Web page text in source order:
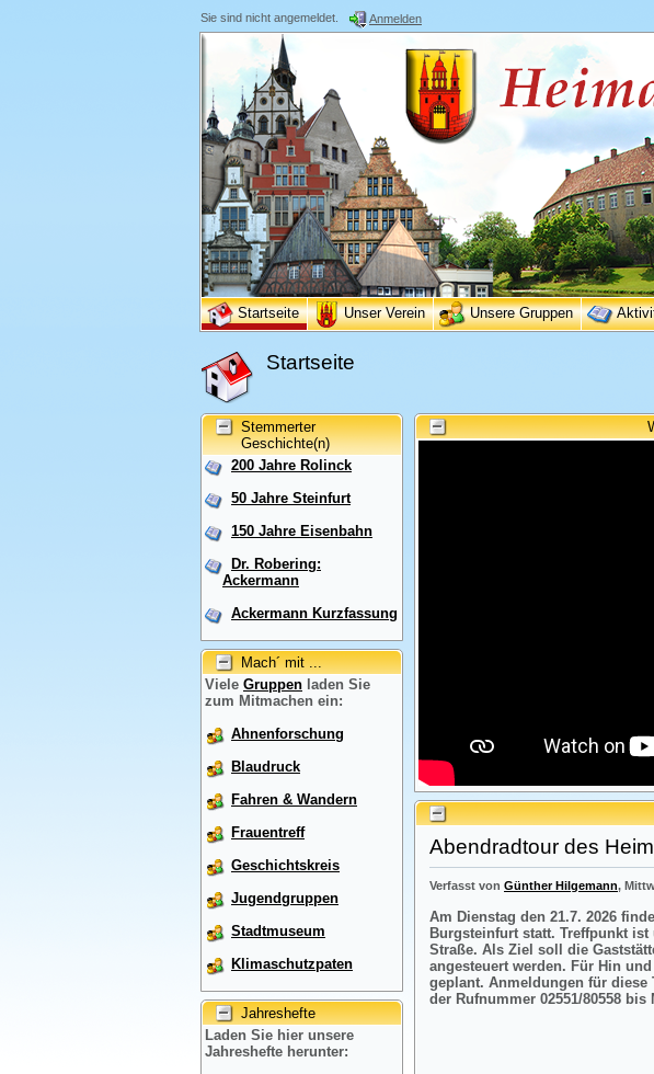
Sie sind nicht angemeldet. Anmelden
Startseite Unser Verein Unsere Gruppen
Startseite
Stemmerter
Geschichte(n)
200 Jahre Rolinck
50 Jahre Steinfurt
150 Jahre Eisenbahn
Dr. Robering:
Ackermann
Ackermann Kurzfassung
Mach´ mit ...
Viele Gruppen laden Sie
zum Mitmachen ein:
Ahnenforschung
Blaudruck
Fahren & Wandern
Frauentreff
Geschichtskreis
Jugendgruppen
Stadtmuseum
Klimaschutzpaten
Jahreshefte
Laden Sie hier unsere
Jahreshefte herunter:
Abendradtour des
Verfasst von Günther Hilgemann,
Am Dienstag den 21.7. 2026
Burgsteinfurt statt. Treffpunkt ist
Straße. Als Ziel soll die
angesteuert werden. Für Hin
geplant. Anmeldungen für diese
der Rufnummer 02551/80558 bis